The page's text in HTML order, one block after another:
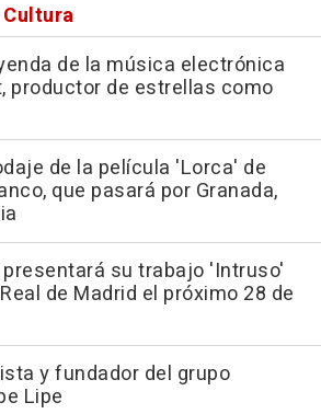
de la música electrónica
productor de estrellas como
de la película 'Lorca' de
que pasará por Granada,
su trabajo 'Intruso'
de Madrid el próximo 28 de
y fundador del grupo
Lipe